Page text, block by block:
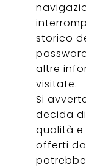
storico
altre
visitate.
Si
decida
qualità e
offerti